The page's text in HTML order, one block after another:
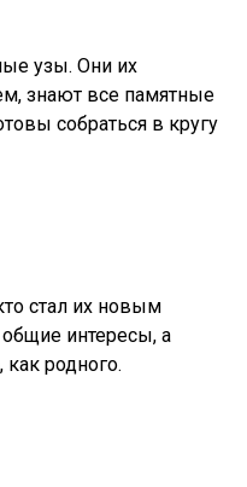
узы. Они их
знают все памятные
собраться в кругу
стал их новым
интересы, а
родного.